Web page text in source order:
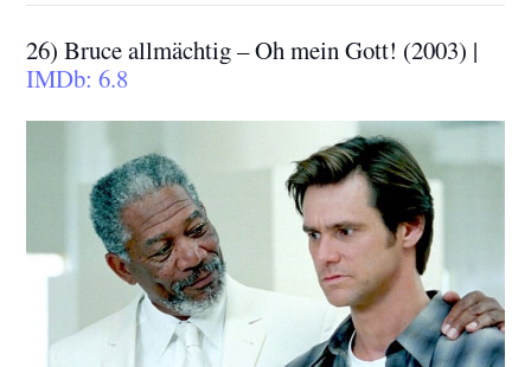
26) Bruce allmächtig – Oh mein Gott! (2003) |
IMDb: 6.8